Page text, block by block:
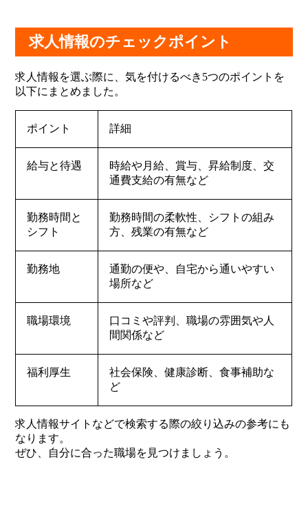
求人情報のチェックポイント
求人情報を選ぶ際に、気を付けるべき5つのポイントを
以下にまとめました。
ポイント 詳細
給与と待遇
時給や月給、賞与、昇給制度、交
通費支給の有無など
勤務時間と
シフト
勤務時間の柔軟性、シフトの組み
方、残業の有無など
勤務地
通勤の便や、自宅から通いやすい
場所など
職場環境
口コミや評判、職場の雰囲気や人
間関係など
福利厚生
社会保険、健康診断、食事補助な
ど
求人情報サイトなどで検索する際の絞り込みの参考にも
なります。
ぜひ、自分に合った職場を見つけましょう。